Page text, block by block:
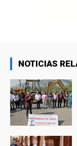
NOTICIAS